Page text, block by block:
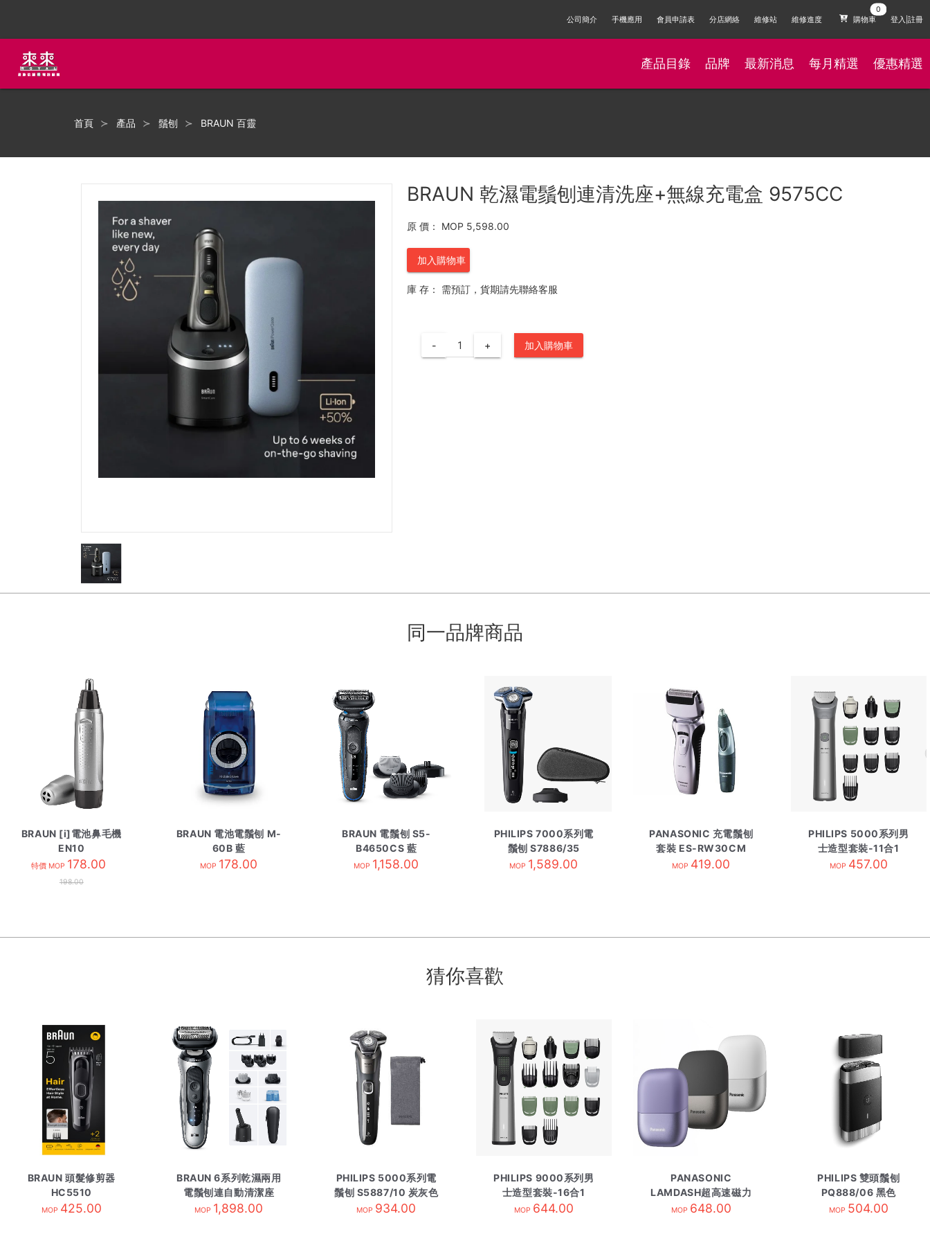
公司簡介 手機應用 會員申請表 分店網絡 維修站 維修進度 購物車 登入|註冊
產品目錄 品牌 最新消息 每月精選 優惠精選
首頁 產品 鬚刨 BRAUN 百靈
BRAUN 乾濕電鬚刨連清洗座+無線充電盒 9575CC
原 價： MOP 5,598.00
加入購物車
庫 存： 需預訂，貨期請先聯絡客服
- + 加入購物車
同一品牌商品
BRAUN [i]電池鼻毛機
EN10
特價 MOP 178.00
198.00
BRAUN 電池電鬚刨 M-
60B 藍
MOP 178.00
BRAUN 電鬚刨 S5-
B4650CS 藍
MOP 1,158.00
PHILIPS 7000系列電
鬚刨 S7886/35
MOP 1,589.00
PANASONIC 充電鬚刨
套裝 ES-RW30CM
MOP 419.00
PHILIPS 5000系列男
士造型套裝-11合1
MG5932/15
MOP 457.00
猜你喜歡
BRAUN 頭髮修剪器
HC5510
MOP 425.00
BRAUN 6系列乾濕兩用
電鬚刨連自動清潔座
62-S7650CC 銀色
MOP 1,898.00
PHILIPS 5000系列電
鬚刨 S5887/10 炭灰色
MOP 934.00
PHILIPS 9000系列男
士造型套裝-16合1
MG9532/15
MOP 644.00
PANASONIC
LAMDASH超高速磁力
驅動電鬚刨
MOP 648.00
PHILIPS 雙頭鬚刨
PQ888/06 黑色
MOP 504.00